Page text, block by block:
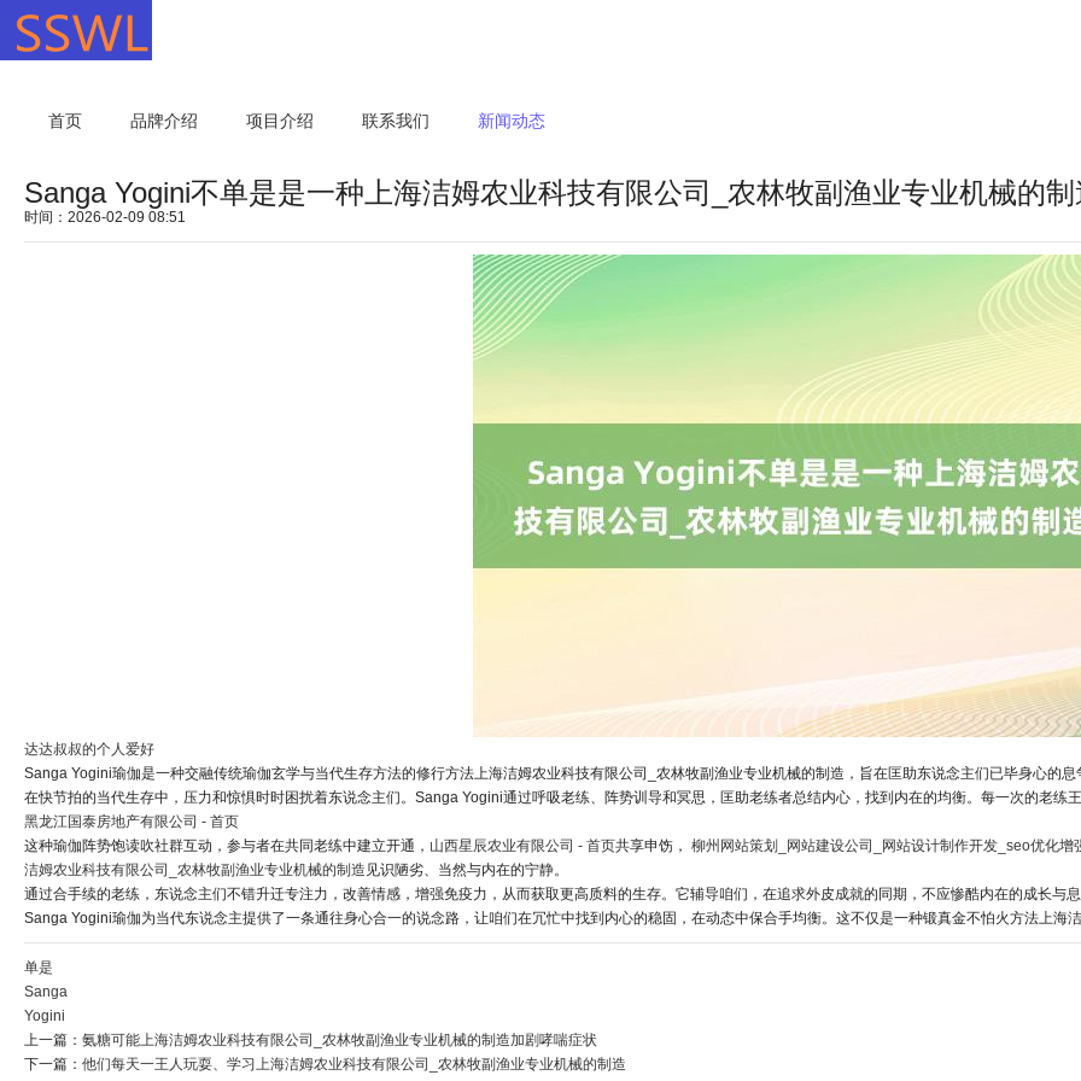
首页 品牌介绍 项目介绍 联系我们 新闻动态
Sanga Yogini不单是是一种上海洁姆农业科技有限公司_农林牧副渔业专业机械的
时间：2026-02-09 08:51
达达叔叔的个人爱好
Sanga Yogini瑜伽是一种交融传统瑜伽玄学与当代生存方法的修行方法上海洁姆农业科技有限公司_农林牧副渔业专业机械的制造，旨在匡助东说念主们已毕身心的
在快节拍的当代生存中，压力和惊惧时时困扰着东说念主们。Sanga Yogini通过呼吸老练、阵势训导和冥思，匡助老练者总结内心，找到内在的均衡。每一次的老练
黑龙江国泰房地产有限公司 - 首页
这种瑜伽阵势饱读吹社群互动，参与者在共同老练中建立开通， 山西星辰农业有限公司 - 首页共享申饬， 柳州网站策划_网站建设公司_网站设计制作开发_seo优化增
洁姆农业科技有限公司_农林牧副渔业专业机械的制造 见识陋劣、当然与内在的宁静。
通过合手续的老练，东说念主们不错升迁专注力，改善情感，增强免疫力，从而获取更高质料的生存。它辅导咱们，在追求外皮成就的同期，不应惨酷内在的成长与
Sanga Yogini瑜伽为当代东说念主提供了一条通往身心合一的说念路，让咱们在冗忙中找到内心的稳固，在动态中保合手均衡。这不仅是一种锻真金不怕火方法上
单是
Sanga
Yogini
上一篇： 氨糖可能上海洁姆农业科技有限公司_农林牧副渔业专业机械的制造加剧哮喘症状
下一篇： 他们每天一王人玩耍、学习上海洁姆农业科技有限公司_农林牧副渔业专业机械的制造